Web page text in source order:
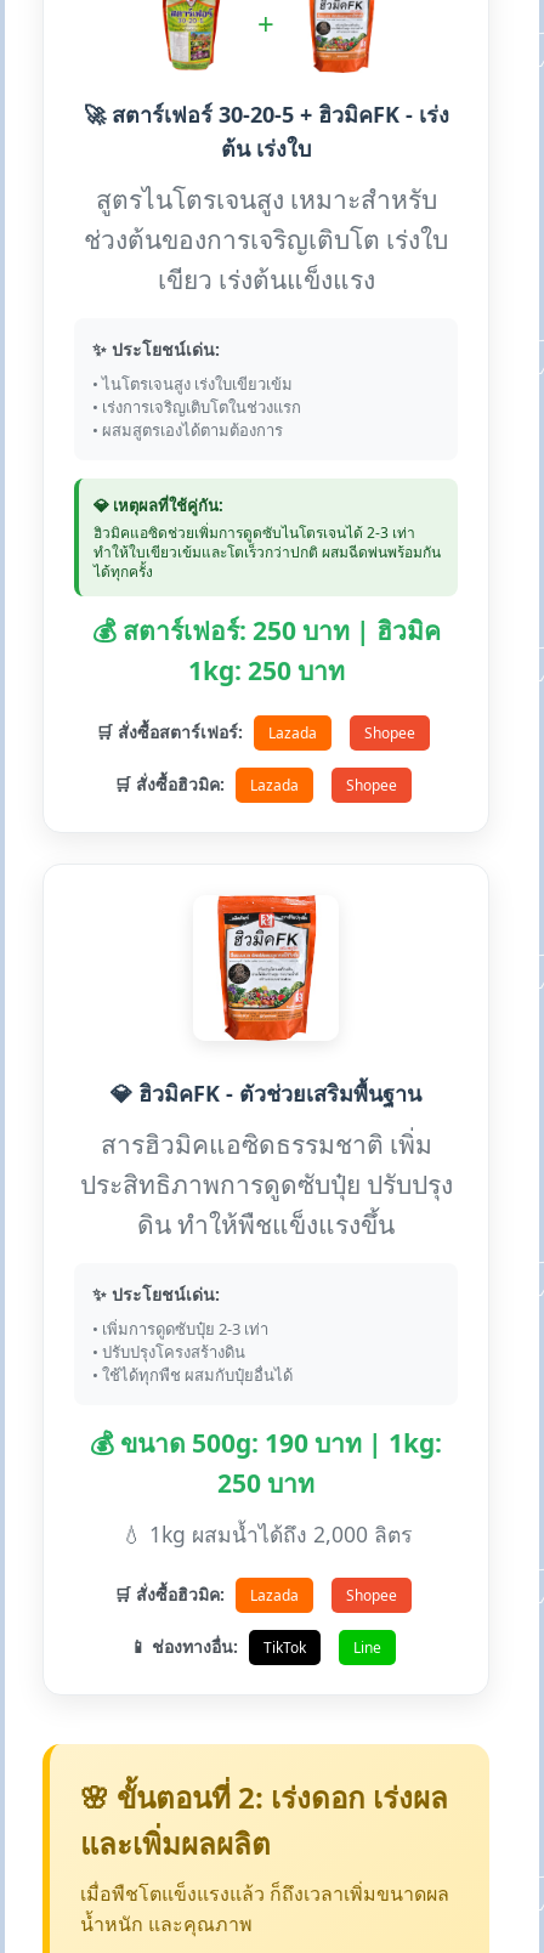
+
🚀 สตาร์เฟอร์ 30-20-5 + ฮิวมิคFK - เร่ง
ต้น เร่งใบ
สูตรไนโตรเจนสูง เหมาะสำหรับ
ช่วงต้นของการเจริญเติบโต เร่งใบ
เขียว เร่งต้นแข็งแรง
✨ ประโยชน์เด่น:
• ไนโตรเจนสูง เร่งใบเขียวเข้ม
• เร่งการเจริญเติบโตในช่วงแรก
• ผสมสูตรเองได้ตามต้องการ
💎 เหตุผลที่ใช้คู่กัน:
ฮิวมิคแอซิดช่วยเพิ่มการดูดซับไนโตรเจนได้ 2-3 เท่า
ทำให้ใบเขียวเข้มและโตเร็วกว่าปกติ ผสมฉีดพ่นพร้อมกัน
ได้ทุกครั้ง
💰 สตาร์เฟอร์: 250 บาท | ฮิวมิค
1kg: 250 บาท
🛒 สั่งซื้อสตาร์เฟอร์: Lazada Shopee
🛒 สั่งซื้อฮิวมิค: Lazada Shopee
💎 ฮิวมิคFK - ตัวช่วยเสริมพื้นฐาน
สารฮิวมิคแอซิดธรรมชาติ เพิ่ม
ประสิทธิภาพการดูดซับปุ๋ย ปรับปรุง
ดิน ทำให้พืชแข็งแรงขึ้น
✨ ประโยชน์เด่น:
• เพิ่มการดูดซับปุ๋ย 2-3 เท่า
• ปรับปรุงโครงสร้างดิน
• ใช้ได้ทุกพืช ผสมกับปุ๋ยอื่นได้
💰 ขนาด 500g: 190 บาท | 1kg:
250 บาท
💧 1kg ผสมน้ำได้ถึง 2,000 ลิตร
🛒 สั่งซื้อฮิวมิค: Lazada Shopee
📱 ช่องทางอื่น: TikTok Line
🌸 ขั้นตอนที่ 2: เร่งดอก เร่งผล
และเพิ่มผลผลิต
เมื่อพืชโตแข็งแรงแล้ว ก็ถึงเวลาเพิ่มขนาดผล
น้ำหนัก และคุณภาพ